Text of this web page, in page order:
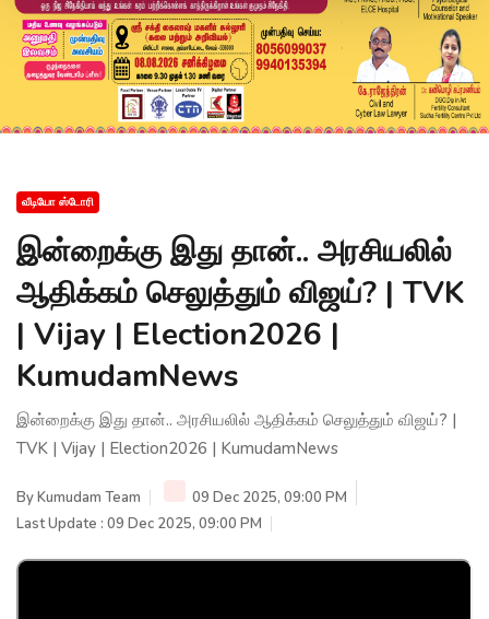
வீடியோ ஸ்டோரி
இன்றைக்கு இது தான்.. அரசியலில்
ஆதிக்கம் செலுத்தும் விஜய்? | TVK
| Vijay | Election2026 |
KumudamNews
இன்றைக்கு இது தான்.. அரசியலில் ஆதிக்கம் செலுத்தும் விஜய்? |
TVK | Vijay | Election2026 | KumudamNews
ByKumudam Team
09 Dec 2025, 09:00 PM
Last Update : 09 Dec 2025, 09:00 PM